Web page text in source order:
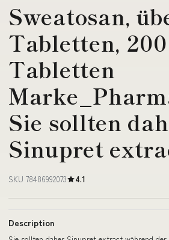
Sweatosan,
Tabletten,
Tabletten
Sie sollten
Sinupret
SKU 78486992073 4.1
Description